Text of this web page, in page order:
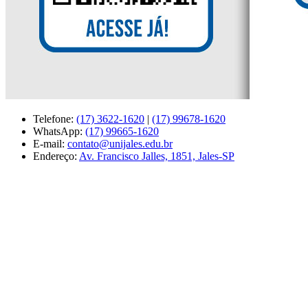
Telefone: (17) 3622-1620 | (17) 99678-1620
WhatsApp: (17) 99665-1620
E-mail: contato@unijales.edu.br
Endereço: Av. Francisco Jalles, 1851, Jales-SP